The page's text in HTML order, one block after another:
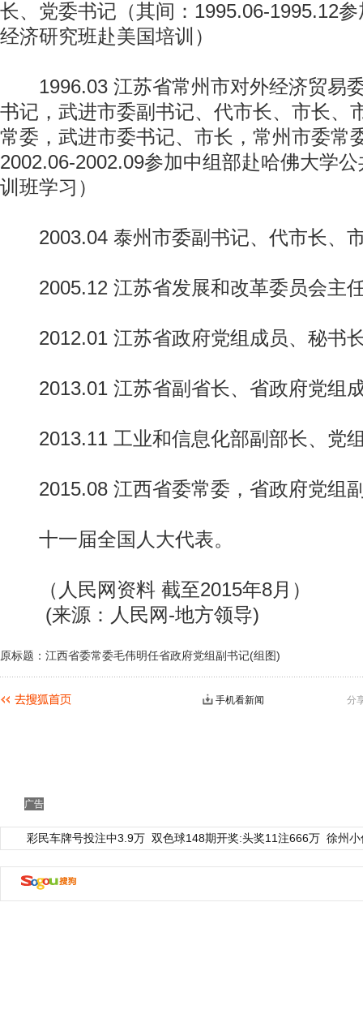
长、党委书记（其间：1995.06-1995.12
经济研究班赴美国培训）
1996.03 江苏省常州市对外经济贸易
书记，武进市委副书记、代市长、市长、
常委，武进市委书记、市长，常州市委常
2002.06-2002.09参加中组部赴哈佛大学
训班学习）
2003.04 泰州市委副书记、代市长、
2005.12 江苏省发展和改革委员会主
2012.01 江苏省政府党组成员、秘书
2013.01 江苏省副省长、省政府党组
2013.11 工业和信息化部副部长、党
2015.08 江西省委常委，省政府党组
十一届全国人大代表。
（人民网资料 截至2015年8月）
(来源：人民网-地方领导)
原标题：江西省委常委毛伟明任省政府党组副书记(组图)
分
手机看新闻
广告
彩民车牌号投注中3.9万 双色球148期开奖:头奖11注666万 徐州